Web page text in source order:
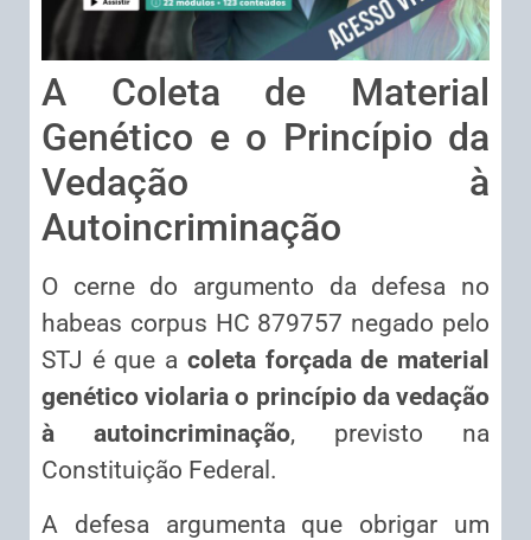
A Coleta de Material
Genético e o Princípio da
Vedação à
Autoincriminação
O cerne do argumento da defesa no
habeas corpus HC 879757 negado pelo
STJ é que a coleta forçada de material
genético violaria o princípio da vedação
à autoincriminação, previsto na
Constituição Federal.
A defesa argumenta que obrigar um